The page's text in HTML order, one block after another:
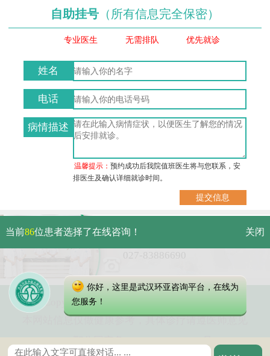
自助挂号 （所有信息完全保密）
专业医生 无需排队 优先就诊
姓名
电话
病情描述
温馨提示：预约成功后我院值班医生将与您联系，安
排医生及确认详细就诊时间。
武汉市硚口区解放大道479号
Copyright 2023 武汉环亚中医白癜风医院
本网站信息仅做健康参考，具体诊疗请遵医师意见
当前86位患者选择了在线咨询！ 关闭
你好，这里是武汉环亚咨询平台，在线为
您服务！